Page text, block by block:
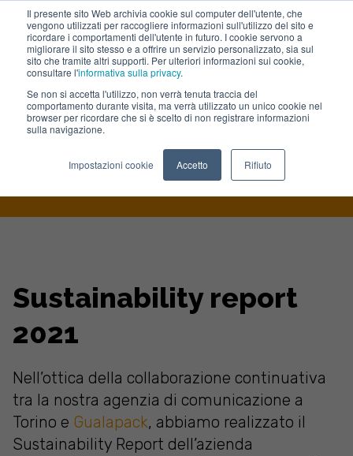
Il presente sito Web archivia cookie sul computer dell'utente, che
vengono utilizzati per raccogliere informazioni sull'utilizzo del sito e
ricordare i comportamenti dell'utente in futuro. I cookie servono a
migliorare il sito stesso e a offrire un servizio personalizzato, sia sul
sito che tramite altri supporti. Per ulteriori informazioni sui cookie,
consultare l'informativa sulla privacy.
Se non si accetta l'utilizzo, non verrà tenuta traccia del
comportamento durante visita, ma verrà utilizzato un unico cookie nel
browser per ricordare che si è scelto di non registrare informazioni
sulla navigazione.
Impostazioni cookie Accetto Rifiuto
Lavora con noi
Gualapack Sustainability Report 2021
Sustainability report
2021
Nell’ottica della collaborazione continuativa
tra la nostra agenzia di comunicazione a
Torino e Gualapack, abbiamo realizzato il
Sustainability Report dell’azienda